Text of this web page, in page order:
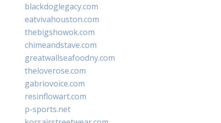
blackdoglegacy.com
eatvivahouston.com
thebigshowok.com
chimeandstave.com
greatwallseafoodny.com
theloverose.com
gabriovoice.com
resinflowart.com
p-sports.net